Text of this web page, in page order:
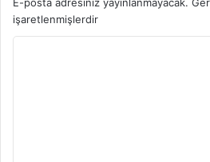
işaretlenmişlerdir